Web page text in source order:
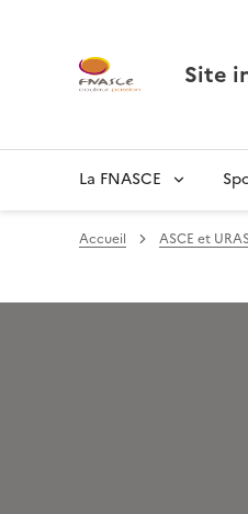
Site
La FNASCE
Accueil ASCE et